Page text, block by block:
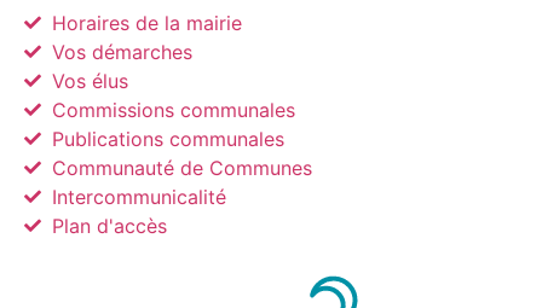
Horaires de la mairie
Vos démarches
Vos élus
Commissions communales
Publications communales
Communauté de Communes
Intercommunicalité
Plan d'accès